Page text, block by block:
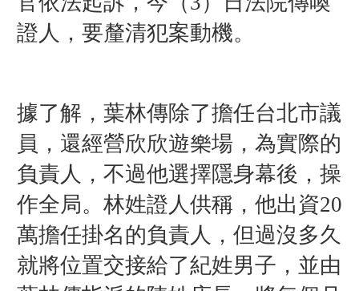
證人，要釐清犯案動機。
據了解，葉林傳除了擔任台北市議
員，還經營欣欣遊樂場，為實際的
負責人，不過他選擇隱身幕後，操
作全局。林姓證人供稱，他出資20
萬擔任掛名的負責人，但過沒多久
就將位置交接給了紀姓男子，並由